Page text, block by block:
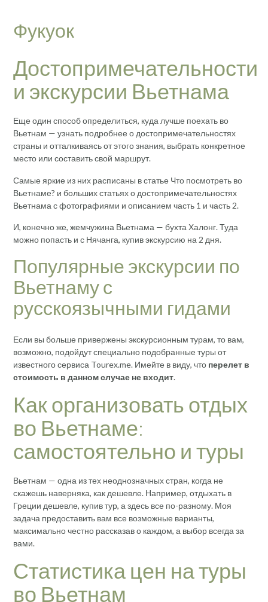
Фукуок
Достопримечательности
и экскурсии Вьетнама
Еще один способ определиться, куда лучше поехать во
Вьетнам — узнать подробнее о достопримечательностях
страны и отталкиваясь от этого знания, выбрать конкретное
место или составить свой маршрут.
Самые яркие из них расписаны в статье Что посмотреть во
Вьетнаме? и больших статьях о достопримечательностях
Вьетнама с фотографиями и описанием часть 1 и часть 2.
И, конечно же, жемчужина Вьетнама — бухта Халонг. Туда
можно попасть и с Нячанга, купив экскурсию на 2 дня.
Популярные экскурсии по
Вьетнаму с
русскоязычными гидами
Если вы больше привержены экскурсионным турам, то вам,
возможно, подойдут специально подобранные туры от
известного сервиса Tourex.me. Имейте в виду, что перелет в
стоимость в данном случае не входит.
Как организовать отдых
во Вьетнаме:
самостоятельно и туры
Вьетнам — одна из тех неоднозначных стран, когда не
скажешь наверняка, как дешевле. Например, отдыхать в
Греции дешевле, купив тур, а здесь все по-разному. Моя
задача предоставить вам все возможные варианты,
максимально честно рассказав о каждом, а выбор всегда за
вами.
Статистика цен на туры
во Вьетнам